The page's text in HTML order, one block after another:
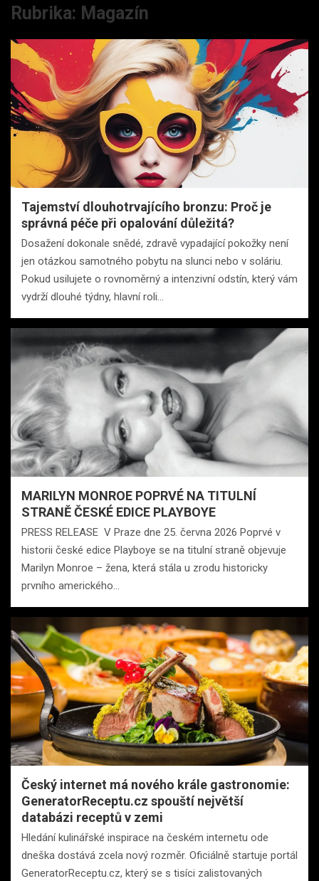
Rubrika: Magazín
Tajemství dlouhotrvajícího bronzu: Proč je
správná péče při opalování důležitá?
Dosažení dokonale snědé, zdravě vypadající pokožky není
jen otázkou samotného pobytu na slunci nebo v soláriu.
Pokud usilujete o rovnoměrný a intenzivní odstín, který vám
vydrží dlouhé týdny, hlavní roli…
MARILYN MONROE POPRVÉ NA TITULNÍ
STRANĚ ČESKÉ EDICE PLAYBOYE
PRESS RELEASE V Praze dne 25. června 2026 Poprvé v
historii české edice Playboye se na titulní straně objevuje
Marilyn Monroe – žena, která stála u zrodu historicky
prvního amerického…
Český internet má nového krále gastronomie:
GeneratorReceptu.cz spouští největší
databázi receptů v zemi
Hledání kulinářské inspirace na českém internetu ode
dneška dostává zcela nový rozměr. Oficiálně startuje portál
GeneratorReceptu.cz, který se s tisíci zalistovaných